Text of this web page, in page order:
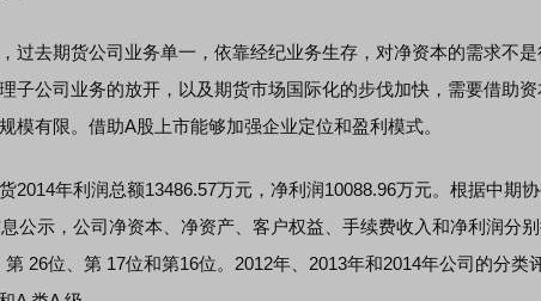
去期货公司业务单一，依靠经纪业务生存，对净资本的需求不是
子公司业务的放开，以及期货市场国际化的步伐加快，需要借助资
模有限。借助A股上市能够加强企业定位和盈利模式。
年利润总额13486.57万元，净利润10088.96万元。根据中期
公示，公司净资本、净资产、客户权益、手续费收入和净利润分
26位、第 17位和第16位。2012年、2013年和2014年公司的分类